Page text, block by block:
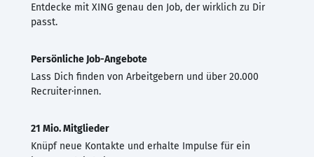
Entdecke mit XING genau den Job, der wirklich zu Dir
passt.
Persönliche Job-Angebote
Lass Dich finden von Arbeitgebern und über 20.000
Recruiter·innen.
21 Mio. Mitglieder
Knüpf neue Kontakte und erhalte Impulse für ein